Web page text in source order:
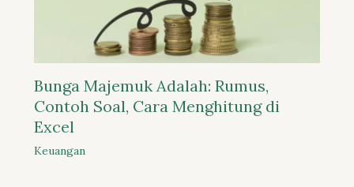
Bunga Majemuk Adalah: Rumus,
Contoh Soal, Cara Menghitung di
Excel
Keuangan